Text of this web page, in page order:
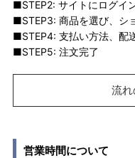
■STEP2: サイトにログイ
■STEP3: 商品を選び、シ
■STEP4: 支払い方法、配
■STEP5: 注文完了
流
営業時間について